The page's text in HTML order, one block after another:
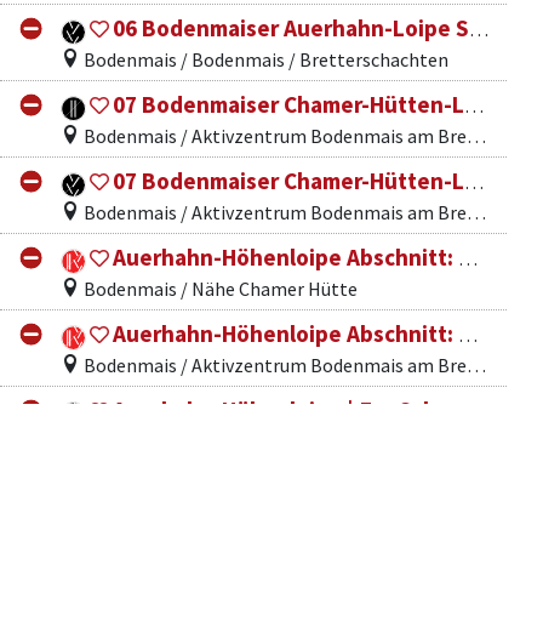
06 Bodenmaiser Auerhahn-Loipe Skating
Bodenmais / Bodenmais / Bretterschachten
07 Bodenmaiser Chamer-Hütten-Loipe Klassik
Bodenmais / Aktivzentrum Bodenmais am Bretterschachten
07 Bodenmaiser Chamer-Hütten-Loipe Skating
Bodenmais / Aktivzentrum Bodenmais am Bretterschachten
Auerhahn-Höhenloipe Abschnitt: Abfahrt Aberhüttenschachten - Fuchsenreibe
Bodenmais / Nähe Chamer Hütte
Auerhahn-Höhenloipe Abschnitt: Bretterschachten - Abfahrt Arberhüttenschachten
Bodenmais / Aktivzentrum Bodenmais am Bretterschachten
Auerhahn-Höhenloipe | Zur Schareben